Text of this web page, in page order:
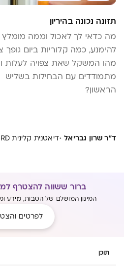
תזונה נכונה בהיריון
מה כדאי לך לאכול וממה מומלץ
להימנע, כמה קלוריות ביום גופך
מהו המשקל שאת צפויה לעלות
מתמודדים עם הבחילות בשליש
הראשון?
ד"ר שרון גבריאל ·דיאטנית קלינית RD
ברור ששווה להצטרף
המינון המושלם של הטבות, מידע
לפרטים
תוכן